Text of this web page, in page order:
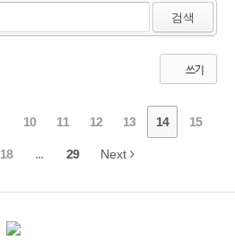
검색
쓰기
10 11 12 13 14 15
18 ... 29 Next